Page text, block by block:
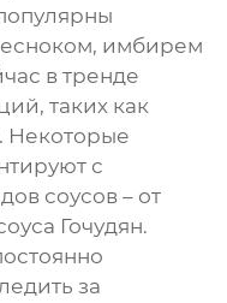
имбирем
в тренде
таких как
Некоторые
с
соусов – от
Гочудян.
за